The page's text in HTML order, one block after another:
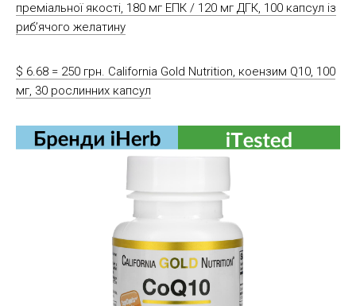
преміальної якості, 180 мг ЕПК / 120 мг ДГК, 100 капсул із
риб’ячого желатину
$ 6.68 = 250 грн. California Gold Nutrition, коензим Q10, 100
мг, 30 рослинних капсул